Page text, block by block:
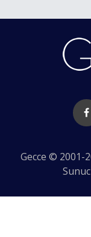
Gecce © 2001-